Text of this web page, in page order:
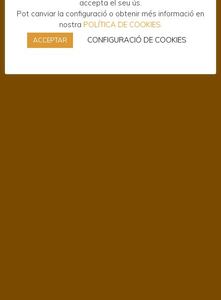
accepta el seu ús.
Pot canviar la configuració o obtenir més informació en
nostra POLÍTICA DE COOKIES.
ACCEPTAR CONFIGURACIÓ DE COOKIES